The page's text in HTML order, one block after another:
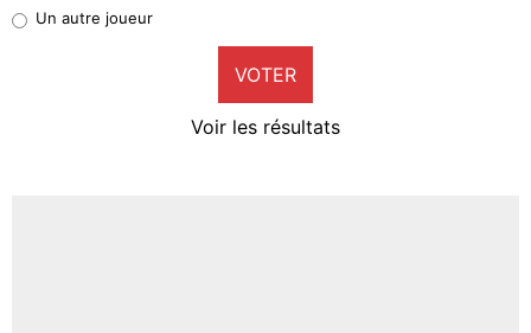
9%
Un autre joueur
VOTER
Voir les résultats